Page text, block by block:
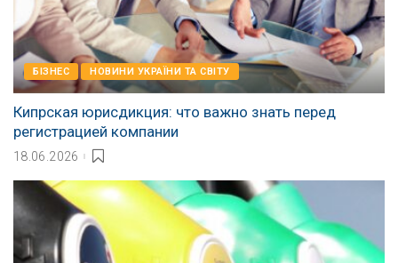
БІЗНЕС НОВИНИ УКРАЇНИ ТА СВІТУ
Кипрская юрисдикция: что важно знать перед
регистрацией компании
18.06.2026